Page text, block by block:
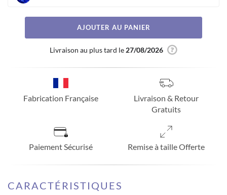
AJOUTER AU PANIER
Livraison au plus tard le 27/08/2026
Fabrication Française
Livraison & Retour
Gratuits
Paiement Sécurisé Remise à taille Offerte
CARACTÉRISTIQUES